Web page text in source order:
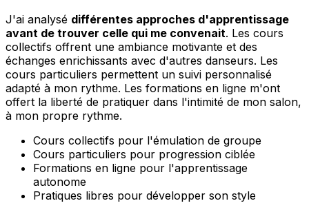
J'ai analysé différentes approches d'apprentissage
avant de trouver celle qui me convenait. Les cours
collectifs offrent une ambiance motivante et des
échanges enrichissants avec d'autres danseurs. Les
cours particuliers permettent un suivi personnalisé
adapté à mon rythme. Les formations en ligne m'ont
offert la liberté de pratiquer dans l'intimité de mon salon,
à mon propre rythme.
Cours collectifs pour l'émulation de groupe
Cours particuliers pour progression ciblée
Formations en ligne pour l'apprentissage
autonome
Pratiques libres pour développer son style